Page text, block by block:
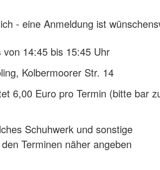
- eine Anmeldung ist
14:45 bis 15:45 Uhr
Kolbermoorer Str. 14
6,00 Euro pro Termin (bitte bar
Schuhwerk und sonstige
Terminen näher angeben